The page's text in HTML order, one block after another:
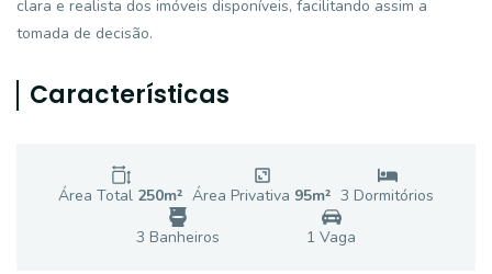
clara e realista dos imóveis disponíveis, facilitando assim a
tomada de decisão.
Características
Área Total 250m² Área Privativa 95m² 3 Dormitórios
3 Banheiros 1 Vaga